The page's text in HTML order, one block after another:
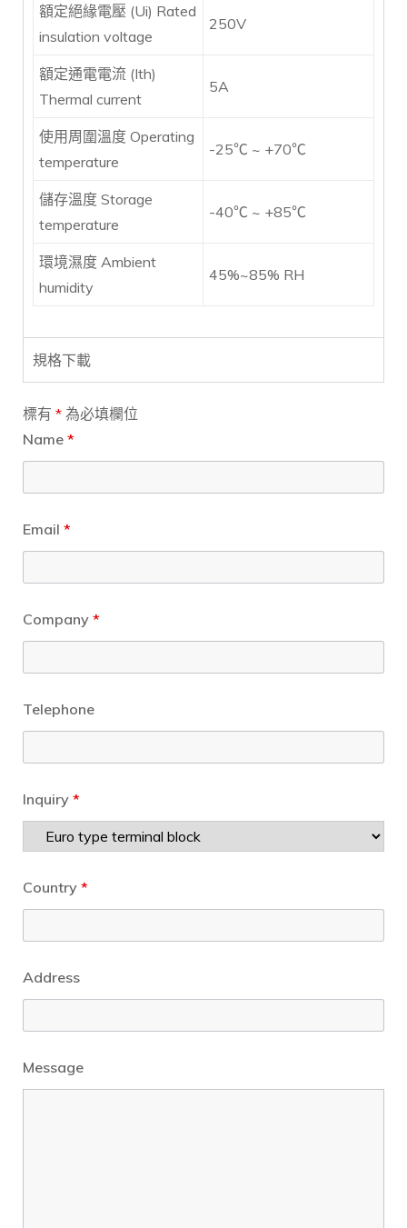
額定絕緣電壓 (Ui) Rated
insulation voltage
250V
額定通電電流 (Ith)
Thermal current
5A
使用周圍溫度 Operating
temperature
-25℃ ~ +70℃
儲存溫度 Storage
temperature
-40℃ ~ +85℃
環境濕度 Ambient
humidity
45%~85% RH
規格下載
標有 * 為必填欄位
Name *
Email *
Company *
Telephone
Inquiry *
Country *
Address
Message